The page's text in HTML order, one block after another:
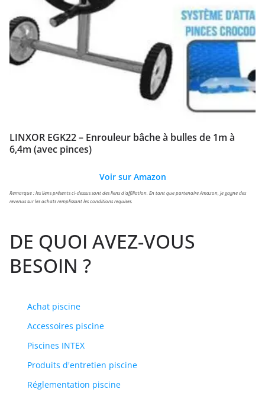
LINXOR EGK22 – Enrouleur bâche à bulles de 1m à
6,4m (avec pinces)
Voir sur Amazon
Remarque : les liens présents ci-dessus sont des liens d'affiliation. En tant que partenaire Amazon, je gagne des
revenus sur les achats remplissant les conditions requises.
DE QUOI AVEZ-VOUS
BESOIN ?
Achat piscine
Accessoires piscine
Piscines INTEX
Produits d'entretien piscine
Réglementation piscine